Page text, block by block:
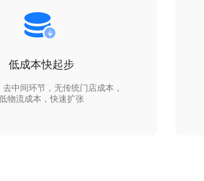
低成本快起步
中间环节，无传统门店成本，
物流成本，快速扩张